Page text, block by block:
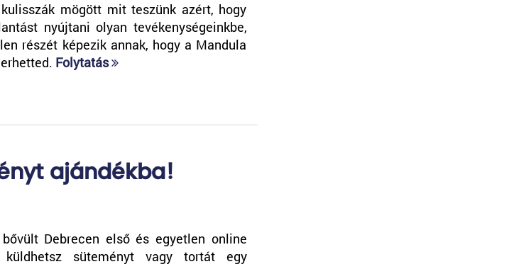
mögött mit teszünk azért, hogy
nyújtani olyan tevékenységeinkbe,
részét képezik annak, hogy a Mandula
Folytatás
ajándékba!
Debrecen első és egyetlen online
süteményt vagy tortát egy